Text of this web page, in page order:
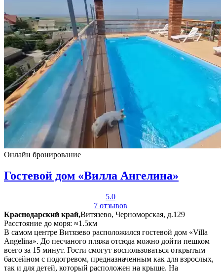
Онлайн бронирование
Гостевой дом «Вилла Ангелина»
5.0
7 отзывов
Краснодарский край,Витязево, Черноморская, д.129
Расстояние до моря: ≈1.5км
В самом центре Витязево расположился гостевой дом «Villa
Angelina». До песчаного пляжа отсюда можно дойти пешком
всего за 15 минут. Гости смогут воспользоваться открытым
бассейном с подогревом, предназначенным как для взрослых,
так и для детей, который расположен на крыше. На